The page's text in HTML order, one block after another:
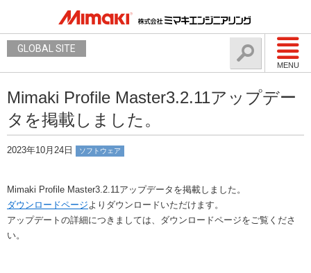
MENU
GLOBAL SITE
Mimaki Profile Master3.2.11アップデー
タを掲載しました。
2023年10月24日 ソフトウェア
Mimaki Profile Master3.2.11アップデータを掲載しました。
ダウンロードページよりダウンロードいただけます。
アップデートの詳細につきましては、ダウンロードページをご覧くださ
い。